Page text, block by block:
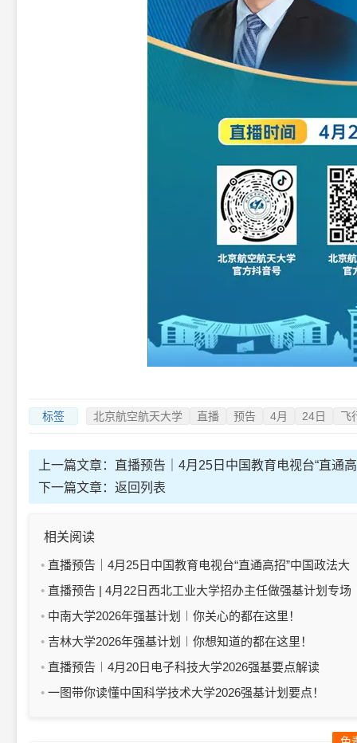
标签 北京航空航天大学 直播 预告 4月 24日 飞
上一篇文章： 直播预告｜4月25日中国教育电视台“直通
下一篇文章： 返回列表
相关阅读
直播预告｜4月25日中国教育电视台“直通高招”中国政法大
学专场
直播预告 | 4月22日西北工业大学招办主任做强基计划专场
答疑
中南大学2026年强基计划︱你关心的都在这里！
吉林大学2026年强基计划︱你想知道的都在这里！
直播预告︱4月20日电子科技大学2026强基要点解读
一图带你读懂中国科学技术大学2026强基计划要点！